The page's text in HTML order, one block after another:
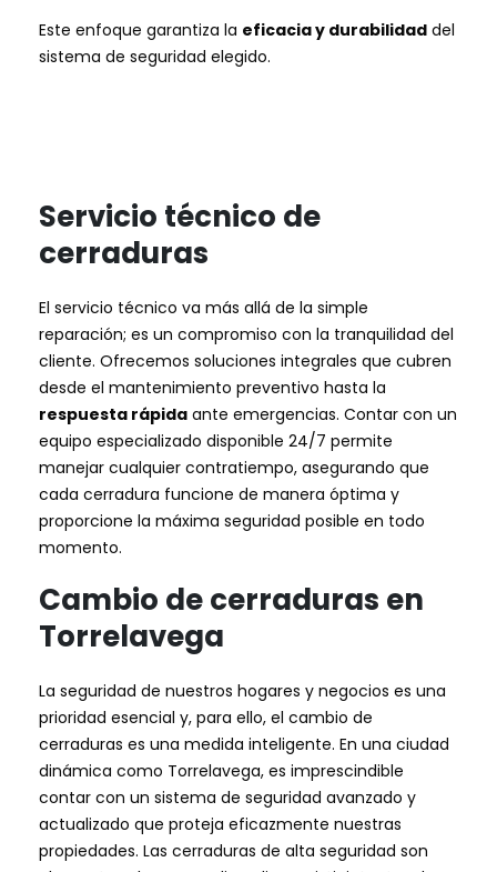
Este enfoque garantiza la eficacia y durabilidad del
sistema de seguridad elegido.
Servicio técnico de
cerraduras
El servicio técnico va más allá de la simple
reparación; es un compromiso con la tranquilidad del
cliente. Ofrecemos soluciones integrales que cubren
desde el mantenimiento preventivo hasta la
respuesta rápida ante emergencias. Contar con un
equipo especializado disponible 24/7 permite
manejar cualquier contratiempo, asegurando que
cada cerradura funcione de manera óptima y
proporcione la máxima seguridad posible en todo
momento.
Cambio de cerraduras en
Torrelavega
La seguridad de nuestros hogares y negocios es una
prioridad esencial y, para ello, el cambio de
cerraduras es una medida inteligente. En una ciudad
dinámica como Torrelavega, es imprescindible
contar con un sistema de seguridad avanzado y
actualizado que proteja eficazmente nuestras
propiedades. Las cerraduras de alta seguridad son